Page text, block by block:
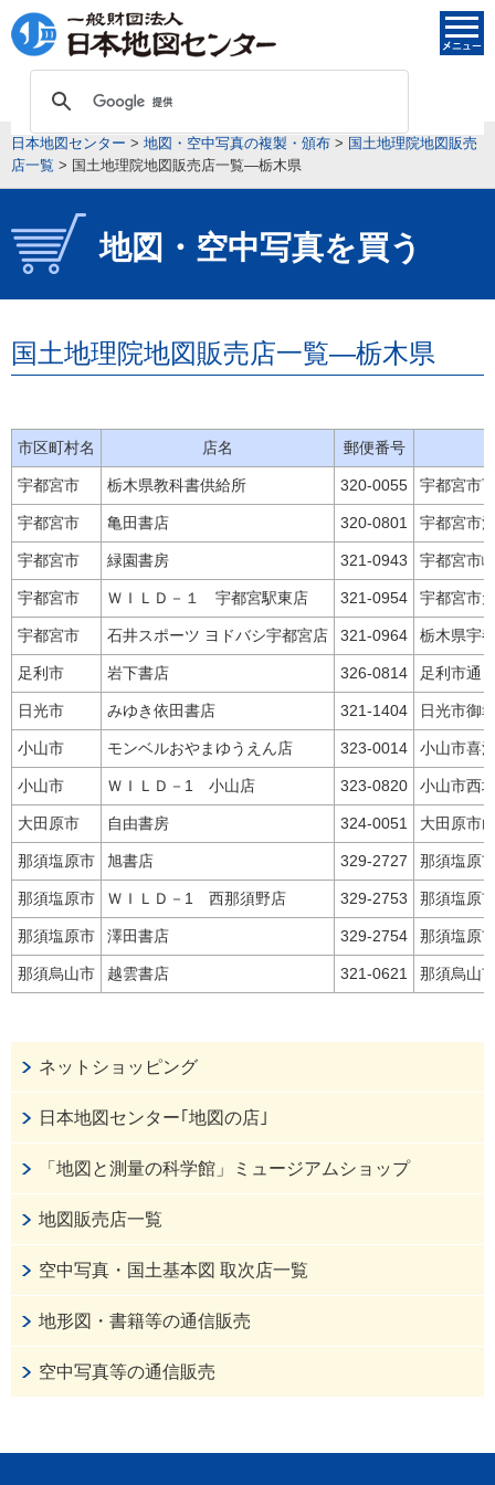
日本地図センター > 地図・空中写真の複製・頒布 > 国土地理院地図販売
店一覧 > 国土地理院地図販売店一覧―栃木県
地図・空中写真を買う
国土地理院地図販売店一覧―栃木県
市区町村名 店名 郵便番号
宇都宮市 栃木県教科書供給所 320-0055 宇都宮市
宇都宮市 亀田書店 320-0801 宇都宮市
宇都宮市 緑園書房 321-0943 宇都宮市
宇都宮市 ＷＩＬＤ－１ 宇都宮駅東店 321-0954 宇都宮市
宇都宮市 石井スポーツ ヨドバシ宇都宮店 321-0964 栃木県宇
足利市 岩下書店 326-0814 足利市通
日光市 みゆき依田書店 321-1404 日光市御
小山市 モンベルおやまゆうえん店 323-0014 小山市喜
小山市 ＷＩＬＤ－1 小山店 323-0820 小山市西
大田原市 自由書房 324-0051 大田原市
那須塩原市 旭書店 329-2727 那須塩原
那須塩原市 ＷＩＬＤ－1 西那須野店 329-2753 那須塩原
那須塩原市 澤田書店 329-2754 那須塩原
那須烏山市 越雲書店 321-0621 那須烏山
ネットショッピング
日本地図センター｢地図の店｣
「地図と測量の科学館」ミュージアムショップ
地図販売店一覧
空中写真・国土基本図 取次店一覧
地形図・書籍等の通信販売
空中写真等の通信販売